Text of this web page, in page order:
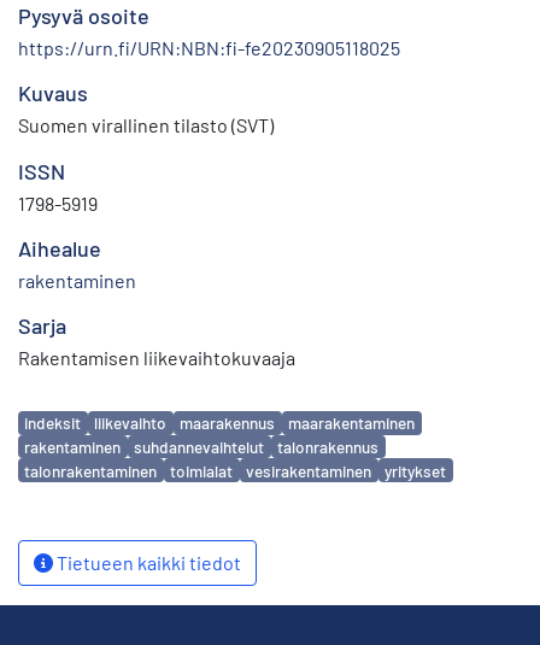
Pysyvä osoite
https://urn.fi/URN:NBN:fi-fe20230905118025
Kuvaus
Suomen virallinen tilasto (SVT)
ISSN
1798-5919
Aihealue
rakentaminen
Sarja
Rakentamisen liikevaihtokuvaaja
Avainsanat
indeksit liikevaihto maarakennus
maarakentaminen
rakentaminen
suhdannevaihtelut
talonrakennus
talonrakentaminen
toimialat vesirakentaminen yritykset
Tietueen kaikki tiedot